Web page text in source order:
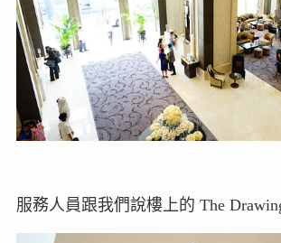
服務人員跟我們說樓上的 The